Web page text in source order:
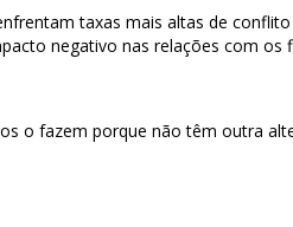
taxas mais altas de
negativo nas relações com os
o fazem porque não têm outra